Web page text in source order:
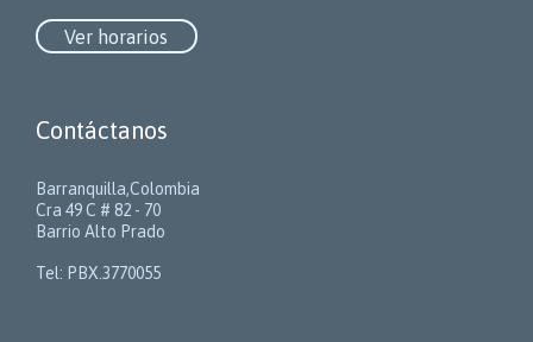
Ver horarios
Contáctanos
Barranquilla,Colombia
Cra 49 C # 82 - 70
Barrio Alto Prado
Tel: PBX.3770055